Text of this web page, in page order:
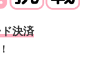
決済